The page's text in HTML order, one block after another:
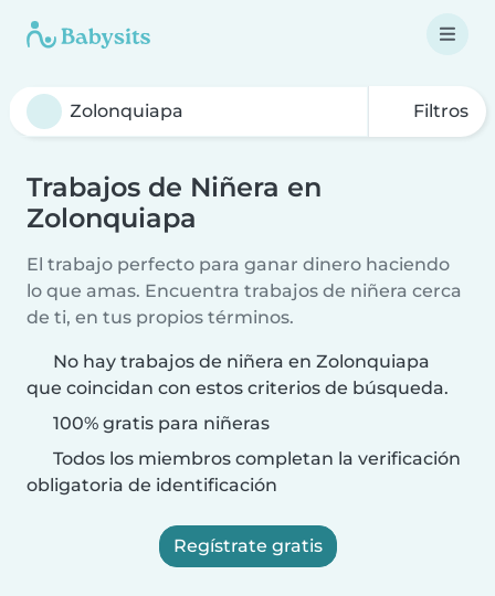
Filtros
Trabajos de Niñera en
Zolonquiapa
El trabajo perfecto para ganar dinero haciendo
lo que amas. Encuentra trabajos de niñera cerca
de ti, en tus propios términos.
No hay trabajos de niñera en Zolonquiapa
que coincidan con estos criterios de búsqueda.
100% gratis para niñeras
Todos los miembros completan la verificación
obligatoria de identificación
Regístrate gratis